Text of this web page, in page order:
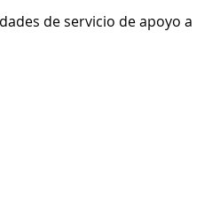
de servicio de apoyo a